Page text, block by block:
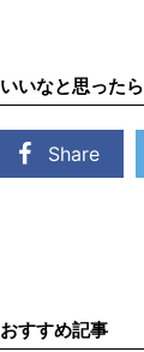
いいなと思った
Share
おすすめ記事